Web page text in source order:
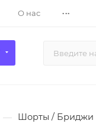
О нас ...
— Шорты / Бриджи